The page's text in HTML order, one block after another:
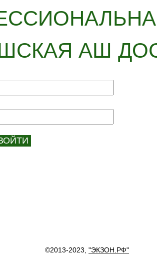
АШ
©2013-2023, "ЭКЗОН.РФ"